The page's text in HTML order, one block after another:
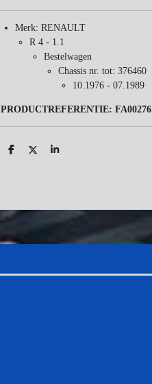
Merk: RENAULT
R 4 - 1.1
Bestelwagen
Chassis nr. tot: 376460
10.1976 - 07.1989
PRODUCTREFERENTIE: FA00276
D
D
S